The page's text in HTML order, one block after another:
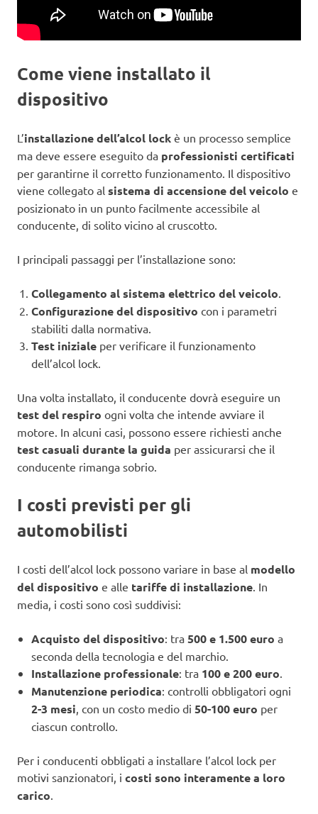
Come viene installato il
dispositivo
L’installazione dell’alcol lock è un processo semplice
ma deve essere eseguito da professionisti certificati
per garantirne il corretto funzionamento. Il dispositivo
viene collegato al sistema di accensione del veicolo e
posizionato in un punto facilmente accessibile al
conducente, di solito vicino al cruscotto.
I principali passaggi per l’installazione sono:
Collegamento al sistema elettrico del veicolo.
Configurazione del dispositivo con i parametri
stabiliti dalla normativa.
Test iniziale per verificare il funzionamento
dell’alcol lock.
Una volta installato, il conducente dovrà eseguire un
test del respiro ogni volta che intende avviare il
motore. In alcuni casi, possono essere richiesti anche
test casuali durante la guida per assicurarsi che il
conducente rimanga sobrio.
I costi previsti per gli
automobilisti
I costi dell’alcol lock possono variare in base al modello
del dispositivo e alle tariffe di installazione. In
media, i costi sono così suddivisi:
Acquisto del dispositivo: tra 500 e 1.500 euro a
seconda della tecnologia e del marchio.
Installazione professionale: tra 100 e 200 euro.
Manutenzione periodica: controlli obbligatori ogni
2-3 mesi, con un costo medio di 50-100 euro per
ciascun controllo.
Per i conducenti obbligati a installare l’alcol lock per
motivi sanzionatori, i costi sono interamente a loro
carico.